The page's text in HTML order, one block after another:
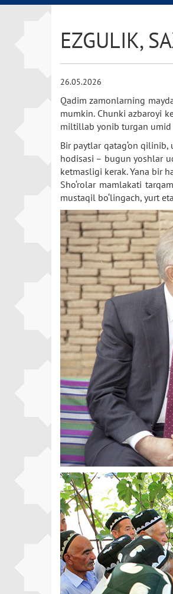
EZGULIK,
26.05.2026
Qadim zamonlarning
mumkin. Chunki azbaroyi
miltillab yonib turgan umid
Bir paytlar qatag‘on
hodisasi – bugun yoshlar
ketmasligi kerak. Yana bir
Sho‘rolar mamlakati
mustaqil bo‘lingach, yurt